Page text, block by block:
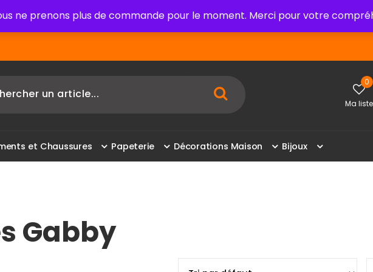
ne prenons plus de commande pour le moment. Merci pour votre
0
Ma liste
ents et Chaussures Papeterie Décorations Maison Bijoux
Gabby